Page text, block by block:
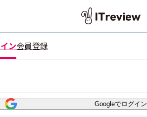
ン会員登録
Googleでログイン